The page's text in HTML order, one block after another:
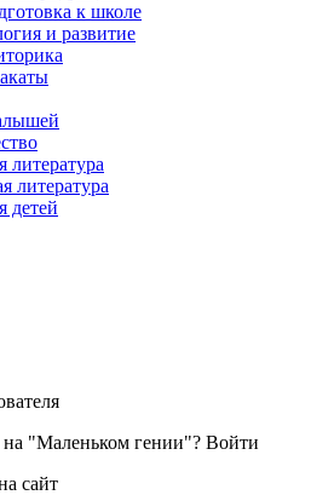
к школе
и развитие
литература
литература
детей
"Маленьком гении"? Войти
сайт